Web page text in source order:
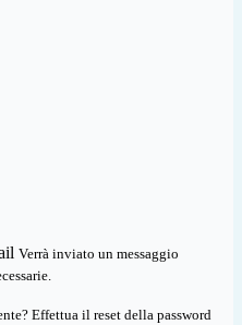
Verrà inviato un messaggio
Effettua il reset della password